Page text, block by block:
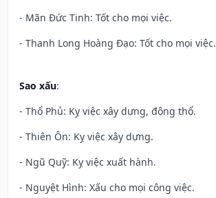
- Mãn Đức Tinh: Tốt cho mọi việc.
- Thanh Long Hoàng Đạo: Tốt cho mọi việc.
Sao xấu:
- Thổ Phủ: Kỵ việc xây dựng, động thổ.
- Thiên Ôn: Kỵ việc xây dựng.
- Ngũ Quỹ: Kỵ việc xuất hành.
- Nguyệt Hình: Xấu cho mọi công việc.